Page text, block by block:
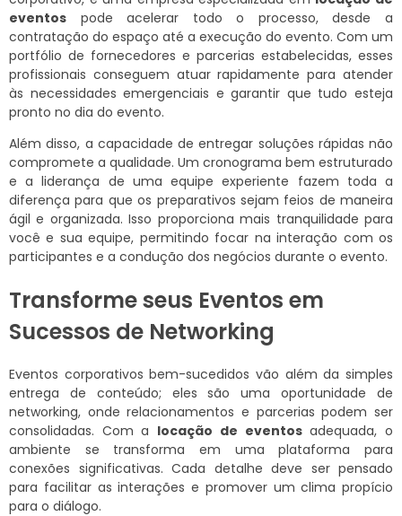
eventos pode acelerar todo o processo, desde a
contratação do espaço até a execução do evento. Com um
portfólio de fornecedores e parcerias estabelecidas, esses
profissionais conseguem atuar rapidamente para atender
às necessidades emergenciais e garantir que tudo esteja
pronto no dia do evento.
Além disso, a capacidade de entregar soluções rápidas não
compromete a qualidade. Um cronograma bem estruturado
e a liderança de uma equipe experiente fazem toda a
diferença para que os preparativos sejam feios de maneira
ágil e organizada. Isso proporciona mais tranquilidade para
você e sua equipe, permitindo focar na interação com os
participantes e a condução dos negócios durante o evento.
Transforme seus Eventos em
Sucessos de Networking
Eventos corporativos bem-sucedidos vão além da simples
entrega de conteúdo; eles são uma oportunidade de
networking, onde relacionamentos e parcerias podem ser
consolidadas. Com a locação de eventosadequada, o
ambiente se transforma em uma plataforma para
conexões significativas. Cada detalhe deve ser pensado
para facilitar as interações e promover um clima propício
para o diálogo.